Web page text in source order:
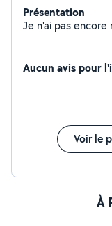
Présentation
Aucun avis pour
Voir le
À